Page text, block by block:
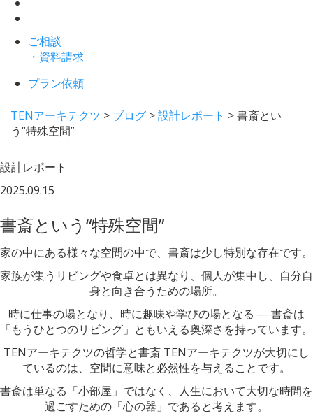
ご相談
・資料請求
プラン依頼
TENアーキテクツ > ブログ >設計レポート >書斎とい
う“特殊空間”
設計レポート
2025.09.15
書斎という“特殊空間”
家の中にある様々な空間の中で、書斎は少し特別な存在です。
家族が集うリビングや食卓とは異なり、個人が集中し、自分自
身と向き合うための場所。
時に仕事の場となり、時に趣味や学びの場となる ― 書斎は
「もうひとつのリビング」ともいえる奥深さを持っています。
TENアーキテクツの哲学と書斎 TENアーキテクツが大切にし
ているのは、空間に意味と必然性を与えることです。
書斎は単なる「小部屋」ではなく、人生において大切な時間を
過ごすための「心の器」であると考えます。